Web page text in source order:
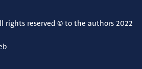
rights reserved © to the authors 2022